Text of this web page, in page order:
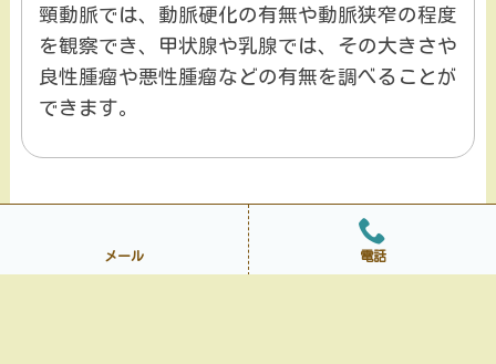
頸動脈では、動脈硬化の有無や動脈狭窄の程度
を観察でき、甲状腺や乳腺では、その大きさや
良性腫瘤や悪性腫瘤などの有無を調べることが
できます。
メール 電話